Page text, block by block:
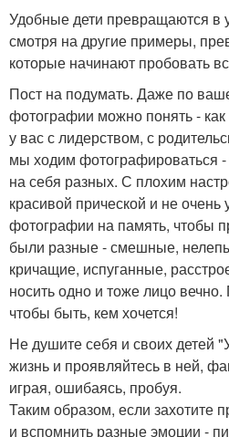
Удобные дети превращаются в
смотря на другие примеры,
которые начинают пробовать
Пост на подумать. Даже по
фотографии можно понять - как
у вас с лидерством, с
мы ходим фотографироваться -
на себя разных. С плохим
красивой прической и не
фотографии на память, чтобы
были разные - смешные,
кричащие, испуганные,
носить одно и тоже лицо
чтобы быть, кем хочется!
Не душите себя и своих детей
жизнь и проявляйтесь в ней,
играя, ошибаясь, пробуя.
Таким образом, если захотите
и вспомнить разные эмоции -